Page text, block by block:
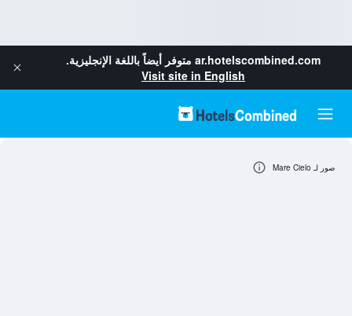
ar.hotelscombined.com متوفر أيضاً باللغة الإنجليزية.
Visit site in English
صور لـ Mare Cielo